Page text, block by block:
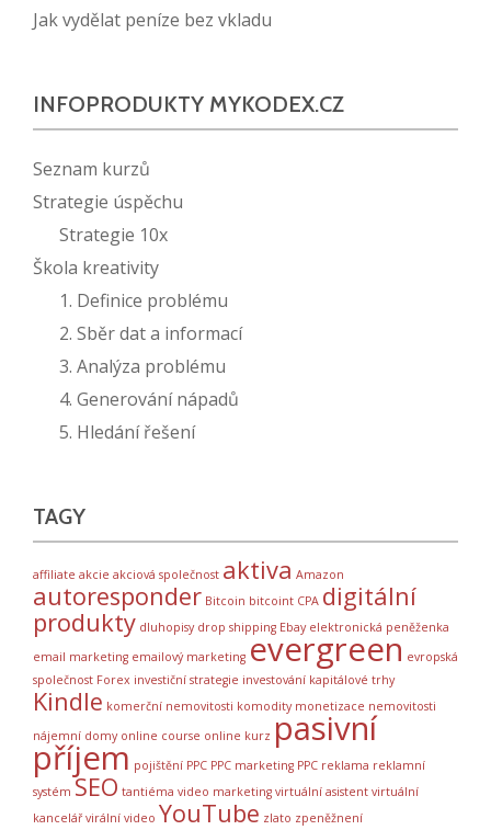
Jak vydělat peníze bez vkladu
INFOPRODUKTY MYKODEX.CZ
Seznam kurzů
Strategie úspěchu
Strategie 10x
Škola kreativity
1. Definice problému
2. Sběr dat a informací
3. Analýza problému
4. Generování nápadů
5. Hledání řešení
TAGY
affiliate akcie akciová společnost aktiva Amazon
autoresponder Bitcoin bitcoint CPA digitální
produkty dluhopisy drop shipping Ebay elektronická peněženka
email marketing emailový marketing evergreen evropská
společnost Forex investiční strategie investování kapitálové trhy
Kindle komerční nemovitosti komodity monetizace nemovitosti
nájemní domy online course online kurz pasivní
příjem pojištění PPC PPC marketing PPC reklama reklamní
systém SEO tantiéma video marketing virtuální asistent virtuální
kancelář virální video YouTube zlato zpeněžnení